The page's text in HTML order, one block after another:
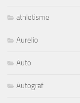
athletisme
Aurelio
Auto
Autograf